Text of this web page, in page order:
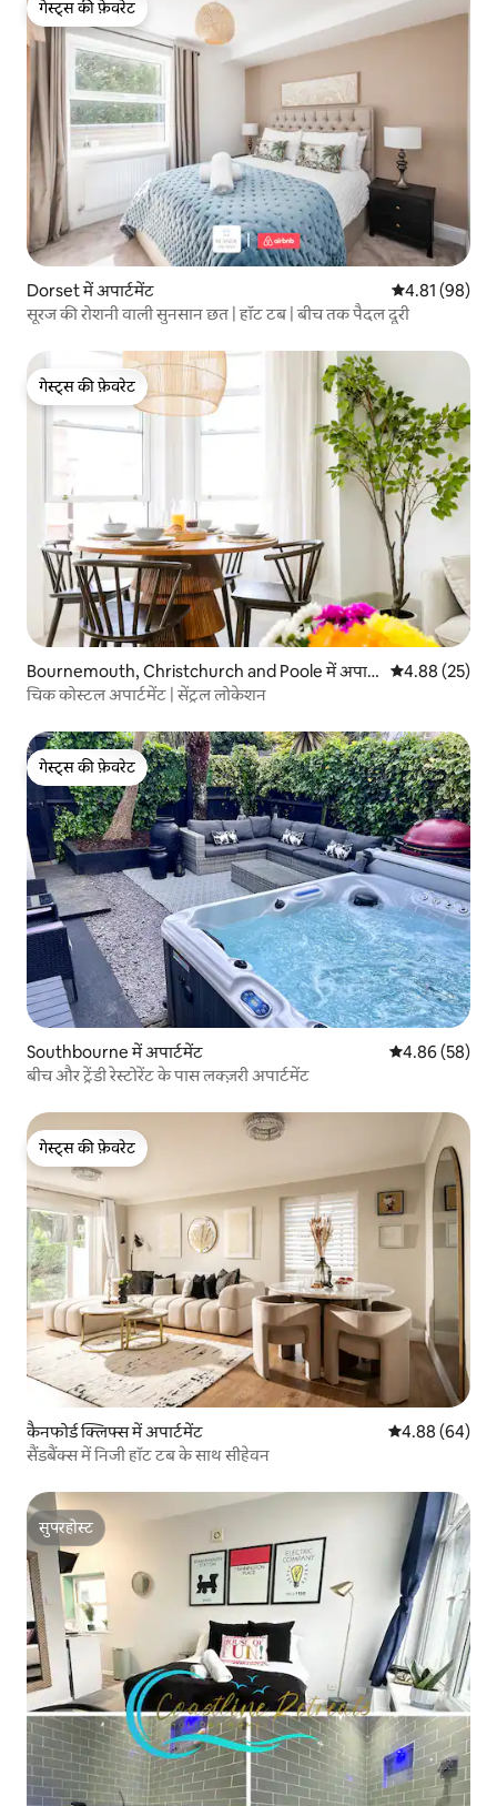
गेस्ट्स की फ़ेवरेट
गेस्ट्स की फ़ेवरेट
Dorset में अपार्टमेंट औसत रेटिंग 5 में
4.81 (98)
सूरज की रोशनी वाली सुनसान छत | हॉट टब | बीच तक पैदल दूरी
गेस्ट्स की फ़ेवरेट
गेस्ट्स की फ़ेवरेट
Bournemouth, Christchurch and Poole में अपार्ट
मेंट
औसत रेटिंग 5 में
4.88 (25)
चिक कोस्टल अपार्टमेंट | सेंट्रल लोकेशन
गेस्ट्स की फ़ेवरेट
गेस्ट्स की फ़ेवरेट
Southbourne में अपार्टमेंट औसत रेटिंग 5 में
4.86 (58)
बीच और ट्रेंडी रेस्टोरेंट के पास लक्ज़री अपार्टमेंट
गेस्ट्स की फ़ेवरेट
गेस्ट्स की फ़ेवरेट
कैनफोर्ड क्लिफ्स में अपार्टमेंट औसत रेटिंग 5 में
4.88 (64)
सैंडबैंक्स में निजी हॉट टब के साथ सीहेवन
सुपरहोस्ट
सुपरहोस्ट